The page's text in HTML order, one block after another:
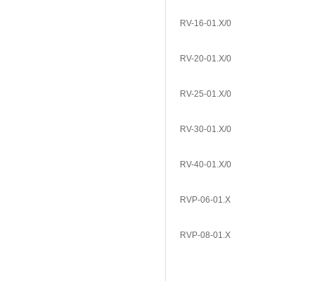
RV-16-01.X/0
RV-20-01.X/0
RV-25-01.X/0
RV-30-01.X/0
RV-40-01.X/0
RVP-06-01.X
RVP-08-01.X